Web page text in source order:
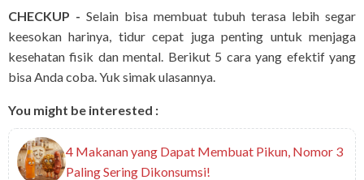
CHECKUP - Selain bisa membuat tubuh terasa lebih segar
keesokan harinya, tidur cepat juga penting untuk menjaga
kesehatan fisik dan mental. Berikut 5 cara yang efektif yang
bisa Anda coba. Yuk simak ulasannya.
You might be interested :
4 Makanan yang Dapat Membuat Pikun, Nomor 3
Paling Sering Dikonsumsi!